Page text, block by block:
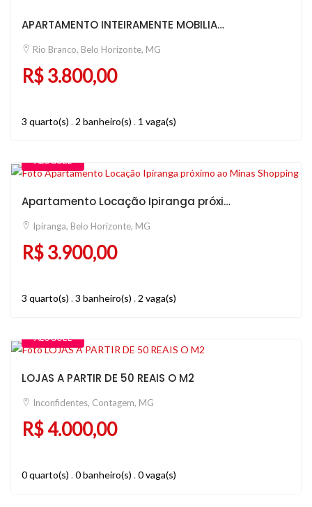
APARTAMENTO INTEIRAMENTE MOBILIADO
Rio Branco, Belo Horizonte, MG
R$ 3.800,00
3 quarto(s) . 2 banheiro(s) . 1 vaga(s)
ALUGUEL
Apartamento Locação Ipiranga próximo ao Minas Shopping
Ipiranga, Belo Horizonte, MG
R$ 3.900,00
3 quarto(s) . 3 banheiro(s) . 2 vaga(s)
ALUGUEL
LOJAS A PARTIR DE 50 REAIS O M2
Inconfidentes, Contagem, MG
R$ 4.000,00
0 quarto(s) . 0 banheiro(s) . 0 vaga(s)